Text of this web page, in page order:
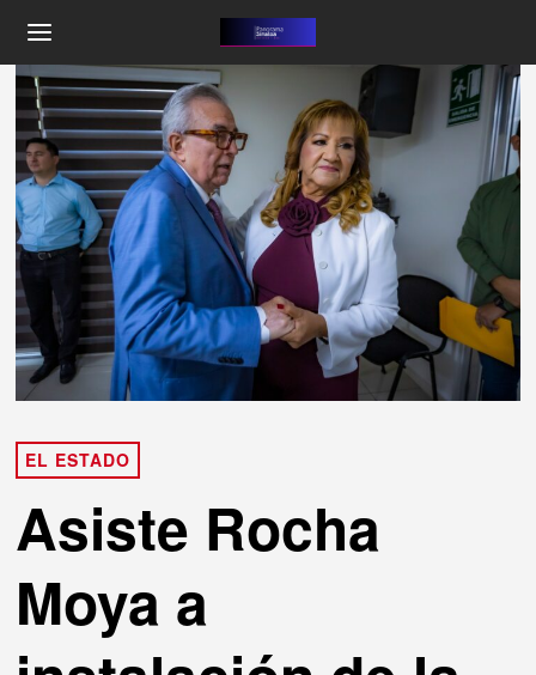
EL ESTADO
Asiste Rocha
Moya a